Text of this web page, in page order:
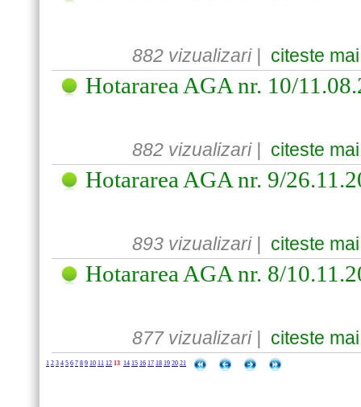
882 vizualizari | citeste
Hotararea AGA nr. 10/
882 vizualizari | citeste
Hotararea AGA nr. 9/
893 vizualizari | citeste
Hotararea AGA nr. 8/
877 vizualizari | citeste
1 2 3 4 5 6 7 8 9 10 11 12 13 14 15 16 17 18 19 20 21